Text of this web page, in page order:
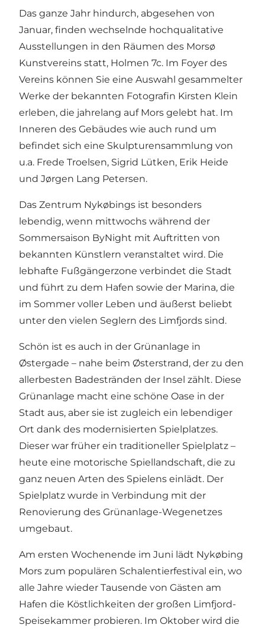
Das ganze Jahr hindurch, abgesehen von
Januar, finden wechselnde hochqualitative
Ausstellungen in den Räumen des Morsø
Kunstvereins statt, Holmen 7c. Im Foyer des
Vereins können Sie eine Auswahl gesammelter
Werke der bekannten Fotografin Kirsten Klein
erleben, die jahrelang auf Mors gelebt hat. Im
Inneren des Gebäudes wie auch rund um
befindet sich eine Skulpturensammlung von
u.a. Frede Troelsen, Sigrid Lütken, Erik Heide
und Jørgen Lang Petersen.
Das Zentrum Nykøbings ist besonders
lebendig, wenn mittwochs während der
Sommersaison ByNight mit Auftritten von
bekannten Künstlern veranstaltet wird. Die
lebhafte Fußgängerzone verbindet die Stadt
und führt zu dem Hafen sowie der Marina, die
im Sommer voller Leben und äußerst beliebt
unter den vielen Seglern des Limfjords sind.
Schön ist es auch in der Grünanlage in
Østergade – nahe beim Østerstrand, der zu den
allerbesten Badestränden der Insel zählt. Diese
Grünanlage macht eine schöne Oase in der
Stadt aus, aber sie ist zugleich ein lebendiger
Ort dank des modernisierten Spielplatzes.
Dieser war früher ein traditioneller Spielplatz –
heute eine motorische Spiellandschaft, die zu
ganz neuen Arten des Spielens einlädt. Der
Spielplatz wurde in Verbindung mit der
Renovierung des Grünanlage-Wegenetzes
umgebaut.
Am ersten Wochenende im Juni lädt Nykøbing
Mors zum populären Schalentierfestival ein, wo
alle Jahre wieder Tausende von Gästen am
Hafen die Köstlichkeiten der großen Limfjord-
Speisekammer probieren. Im Oktober wird die